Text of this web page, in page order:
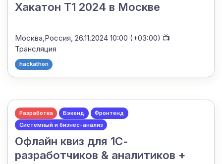
Хакатон T1 2024 в Москве
Москва,Россия,26.11.2024 10:00 (+03:00) 📺
Трансляция
hackathon
Разработка Бэкенд
Фронтенд
Системный и бизнес-анализ
Офлайн квиз для 1С-
разработчиков & аналитиков +